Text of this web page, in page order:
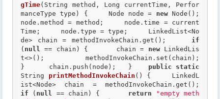
gTime(String method, Long currentTime, Perfor
manceType type) {     Node node = new Node();
node.method = method;     node.time = current
Time;     node.type = type;     LinkedList<No
de> chain = methodInvokeChain.get(); if
( null == chain) {       chain = new LinkedLis
t<>();       methodInvokeChain.set(chain);
}      chain.push(node);   } public
static
String printMethodInvokeChain () {     LinkedL
if ( null == chain) { return
"empty meth